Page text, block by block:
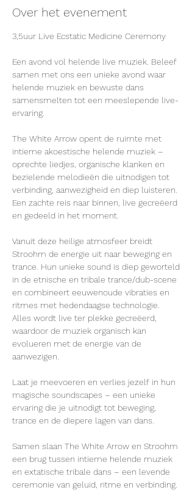
Over het evenement
3,5uur Live Ecstatic Medicine Ceremony
Een avond vol helende live muziek. Beleef
samen met ons een unieke avond waar
helende muziek en bewuste dans
samensmelten tot een meeslepende live-
ervaring.
The White Arrow opent de ruimte met
intieme akoestische helende muziek –
oprechte liedjes, organische klanken en
bezielende melodieën die uitnodigen tot
verbinding, aanwezigheid en diep luisteren.
Een zachte reis naar binnen, live gecreëerd
en gedeeld in het moment.
Vanuit deze heilige atmosfeer breidt
Stroohm de energie uit naar beweging en
trance. Hun unieke sound is diep geworteld
in de etnische en tribale trance/dub-scene
en combineert eeuwenoude vibraties en
ritmes met hedendaagse technologie.
Alles wordt live ter plekke gecreëerd,
waardoor de muziek organisch kan
evolueren met de energie van de
aanwezigen.
Laat je meevoeren en verlies jezelf in hun
magische soundscapes – een unieke
ervaring die je uitnodigt tot beweging,
trance en de diepere lagen van dans.
Samen slaan The White Arrow en Stroohm
een ​​brug tussen intieme helende muziek
en extatische tribale dans – een levende
ceremonie van geluid, ritme en verbinding.